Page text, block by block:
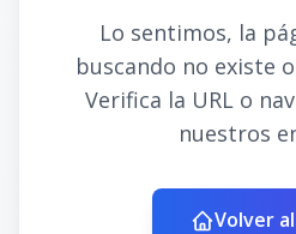
Lo sentimos, la
buscando no existe
Verifica la URL o
nuestros
Volver